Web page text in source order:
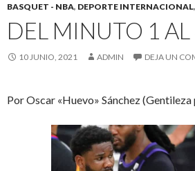
BASQUET - NBA, DEPORTE INTERNACIONAL,
DEL MINUTO 1
10 JUNIO, 2021 ADMIN DEJA UN
Por Oscar «Huevo» Sánchez (Gentileza